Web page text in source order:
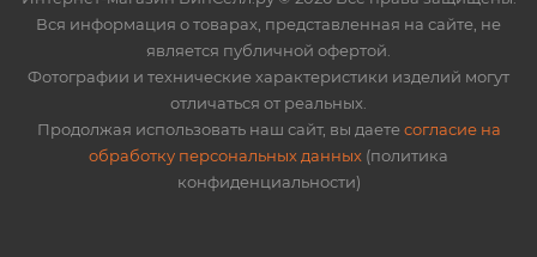
Вся информация о товарах, представленная на сайте, не
является публичной офертой.
Фотографии и технические характеристики изделий могут
отличаться от реальных.
Продолжая использовать наш сайт, вы даетесогласие на
обработку персональных данных (политика
конфиденциальности)